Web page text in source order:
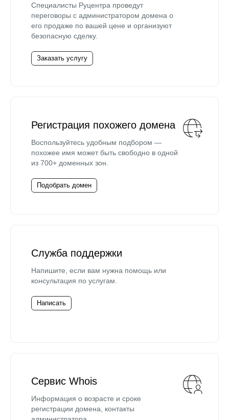
Специалисты Руцентра проведут
переговоры с администратором домена о
его продаже по вашей цене и организуют
безопасную сделку.
Заказать услугу
Регистрация похожего домена
Воспользуйтесь удобным подбором —
похожее имя может быть свободно в одной
из 700+ доменных зон.
Подобрать домен
Служба поддержки
Напишите, если вам нужна помощь или
консультация по услугам.
Написать
Сервис Whois
Информация о возрасте и сроке
регистрации домена, контакты